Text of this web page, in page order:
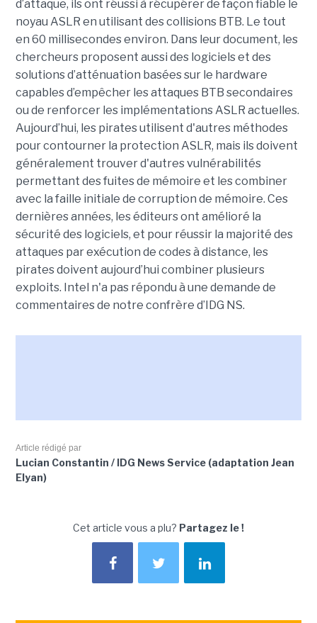
d’attaque, ils ont réussi à récupérer de façon fiable le
noyau ASLR en utilisant des collisions BTB. Le tout
en 60 millisecondes environ. Dans leur document, les
chercheurs proposent aussi des logiciels et des
solutions d’atténuation basées sur le hardware
capables d’empêcher les attaques BTB secondaires
ou de renforcer les implémentations ASLR actuelles.
Aujourd’hui, les pirates utilisent d'autres méthodes
pour contourner la protection ASLR, mais ils doivent
généralement trouver d'autres vulnérabilités
permettant des fuites de mémoire et les combiner
avec la faille initiale de corruption de mémoire. Ces
dernières années, les éditeurs ont amélioré la
sécurité des logiciels, et pour réussir la majorité des
attaques par exécution de codes à distance, les
pirates doivent aujourd’hui combiner plusieurs
exploits. Intel n'a pas répondu à une demande de
commentaires de notre confrère d’IDG NS.
Article rédigé par
Lucian Constantin / IDG News Service (adaptation Jean
Elyan)
Cet article vous a plu? Partagez le !